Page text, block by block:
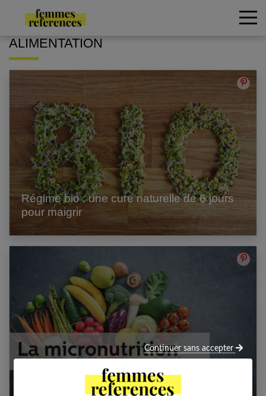
ALIMENTATION
Régime bio : une cure naturelle de 6 jours
pour maigrir
La micronutrition : comment ça marche et
qu’est-ce que c’est ?
Continuer sans accepter